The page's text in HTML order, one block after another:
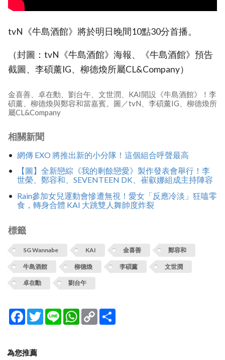
tvN《牛島酒館》將於明日晚間10點30分首播。
（封圖：tvN《牛島酒館》海報、《牛島酒館》預告
截圖、李碩薰IG、柳德煥所屬CL&Company）
金喜善、卓在勳、劉台午、文世潤、KAI開設《牛島酒館》！李
碩薰、柳德煥與鄭容和當嘉賓。圖／tvN、李碩薰IG、柳德煥所
屬CL&Company
相關新聞
網傳 EXO 將推出新的小分隊！這個組合呼聲最高
【圖】全新戀綜《我的剩餘戀愛》製作發表會舉行！李
世榮、鄭容和、SEVENTEEN DK、崔叡娜組成主持陣容
Rain參加女兒運動會慘遭無視！愛女「反應冷淡」狂嗑零
食，轉身合體 KAI 大跳雙人舞帥度炸裂
標籤
SG Wannabe KAI 金喜善 鄭容和
牛島酒館 柳德煥 李碩薰 文世潤
卓在勳 劉台午
Facebook
TwitterLine WhatsApp
Copy
Link
為您推薦